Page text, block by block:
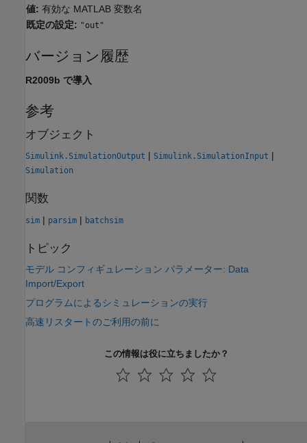
値: 有効な MATLAB 変数名
既定の設定: "out"
バージョン履歴
R2009b で導入
参考
オブジェクト
Simulink.SimulationOutput | Simulink.SimulationInput |
Simulation
関数
sim | parsim | batchsim
トピック
モデル コンフィギュレーション パラメーター: Data
Import/Export
プログラムによるシミュレーションの実行
高速リスタートのご利用の前に
この情報は役に立ちましたか？